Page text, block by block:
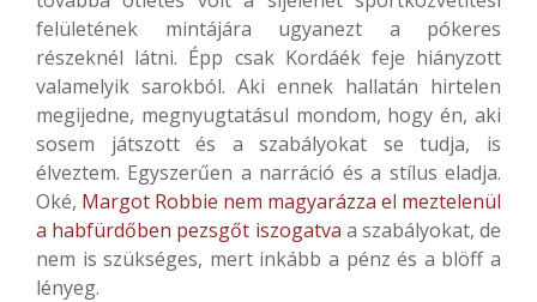
felületének mintájára ugyanezt a pókeres
részeknél látni. Épp csak Kordáék feje hiányzott
valamelyik sarokból. Aki ennek hallatán hirtelen
megijedne, megnyugtatásul mondom, hogy én, aki
sosem játszott és a szabályokat se tudja, is
élveztem. Egyszerűen a narráció és a stílus eladja.
Oké, Margot Robbie nem magyarázza el meztelenül
a habfürdőben pezsgőt iszogatva a szabályokat, de
nem is szükséges, mert inkább a pénz és a blöff a
lényeg.